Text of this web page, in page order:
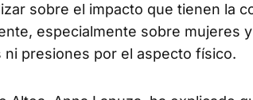
sobre el impacto que tienen la
especialmente sobre mujeres
presiones por el aspecto físico.